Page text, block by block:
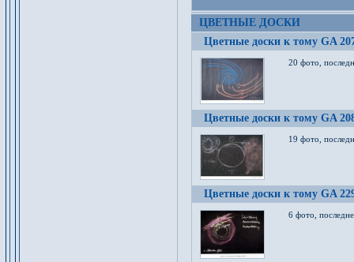
ЦВЕТНЫЕ ДОСКИ
Цветные доски к тому GA
20 фото,
Цветные доски к тому GA
19 фото,
Цветные доски к тому GA
6 фото,